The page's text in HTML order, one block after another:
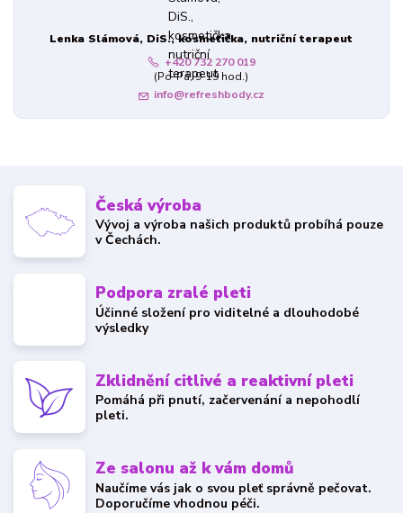
Lenka Slámová, DiS., kosmetička, nutriční terapeut
+420 732 270 019
(Po-Pá, 9-19 hod.)
info@refreshbody.cz
Česká výroba
Vývoj a výroba našich produktů probíhá pouze
v Čechách.
Podpora zralé pleti
Účinné složení pro viditelné a dlouhodobé
výsledky
Zklidnění citlivé a reaktivní pleti
Pomáhá při pnutí, začervenání a nepohodlí
pleti.
Ze salonu až k vám domů
Naučíme vás jak o svou pleť správně pečovat.
Doporučíme vhodnou péči.